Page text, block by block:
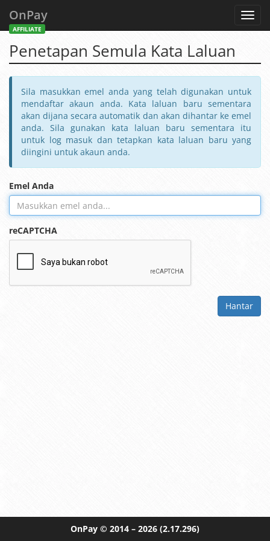
OnPay
AFFILIATE
Penetapan Semula Kata Laluan
Sila masukkan emel anda yang telah digunakan untuk
mendaftar akaun anda. Kata laluan baru sementara
akan dijana secara automatik dan akan dihantar ke emel
anda. Sila gunakan kata laluan baru sementara itu
untuk log masuk dan tetapkan kata laluan baru yang
diingini untuk akaun anda.
Emel Anda
reCAPTCHA
Hantar
OnPay © 2014 – 2026 (2.17.296)